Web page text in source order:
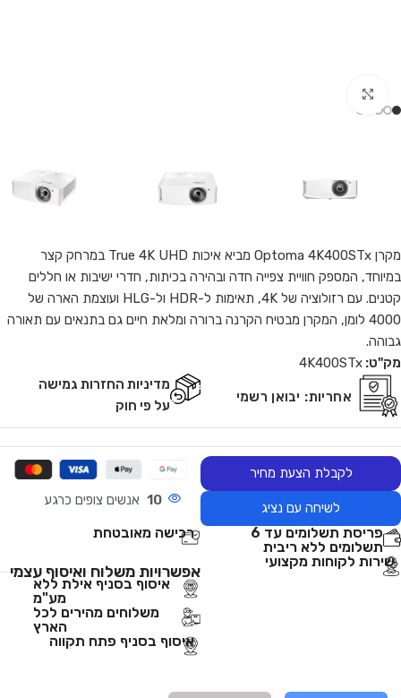
מקרן Optoma 4K400STx מביא איכות True 4K UHD במרחק קצר
במיוחד, המספק חוויית צפייה חדה ובהירה בכיתות, חדרי ישיבות או חללים
קטנים. עם רזולוציה של 4K, תאימות ל-HDR ול-HLG ועוצמת הארה של
4000 לומן, המקרן מבטיח הקרנה ברורה ומלאת חיים גם בתנאים עם תאורה
גבוהה.
מק"ט: 4K400STx
אחריות: יבואן רשמי
מדיניות החזרות גמישה
על פי חוק
לקבלת הצעת מחיר
לשיחה עם נציג 10 אנשים צופים כרגע
פריסת תשלומים עד 6
תשלומים ללא ריבית
רכישה מאובטחת
שירות לקוחות מקצועי
אפשרויות משלוח ואיסוף עצמי
איסוף בסניף אילת ללא
מע"מ
משלוחים מהירים לכל
הארץ
איסוף בסניף פתח תקווה